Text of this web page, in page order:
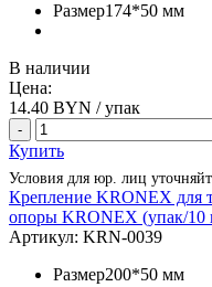
Размер174*50 мм
В наличии
Цена:
14.40 BYN / упак
-
Купить
Условия для юр. лиц
Крепление KRONEX для
опоры KRONEX (упак/10
Артикул: KRN-0039
Размер200*50 мм